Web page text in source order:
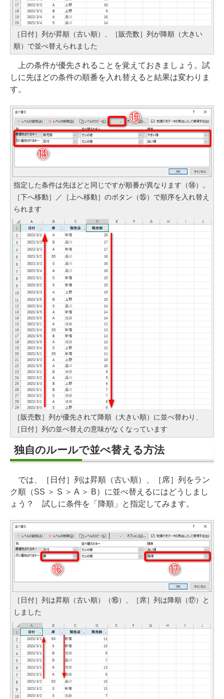
［日付］列が昇順（古い順）、［販売数］列が降順（大きい
順）で並べ替えられました
上の条件が優先されることを覚えておきましょう。試
しに先ほどの条件の順番を入れ替えると結果は変わりま
す。
指定した条件は先ほどと同じですが順番が異なります（⑭）。
［下へ移動］／［上へ移動］のボタン（⑮）で順序を入れ替え
られます
［販売数］列が優先されて降順（大きい順）に並べ替わり、
［日付］列の並べ替えの意味がなくなっています
独自のルールで並べ替える方法
では、［日付］列は昇順（古い順）、［席］列をラン
ク順（SS ＞ S ＞ A ＞ B）に並べ替えるにはどうしまし
ょう？ 試しに条件を「降順」と指定してみます。
［日付］列は昇順（古い順）（⑯）、［席］列は降順（⑰）と
しました